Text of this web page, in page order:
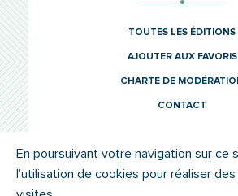
TOUTES LES ÉDITIONS
AJOUTER AUX FAVORIS
CHARTE DE
CONTACT
© SYTRAL MOBILITÉS 2022
En poursuivant votre navigation sur ce
l’utilisation de cookies pour réaliser